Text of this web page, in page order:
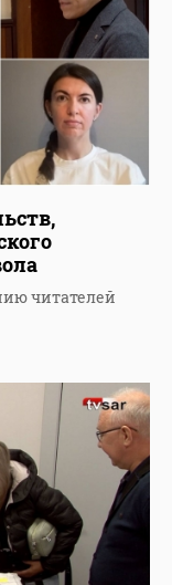
читателей